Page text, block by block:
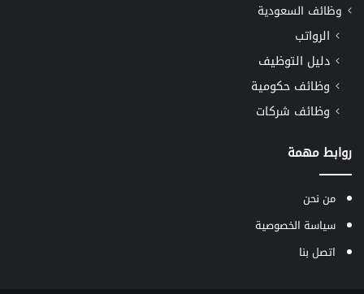
وظائف السعودية
الرواتب
دليل التوظيف
وظائف حكومية
وظائف شركات
روابط مهمة
من نحن
سياسة الخصوصية
اتصل بنا